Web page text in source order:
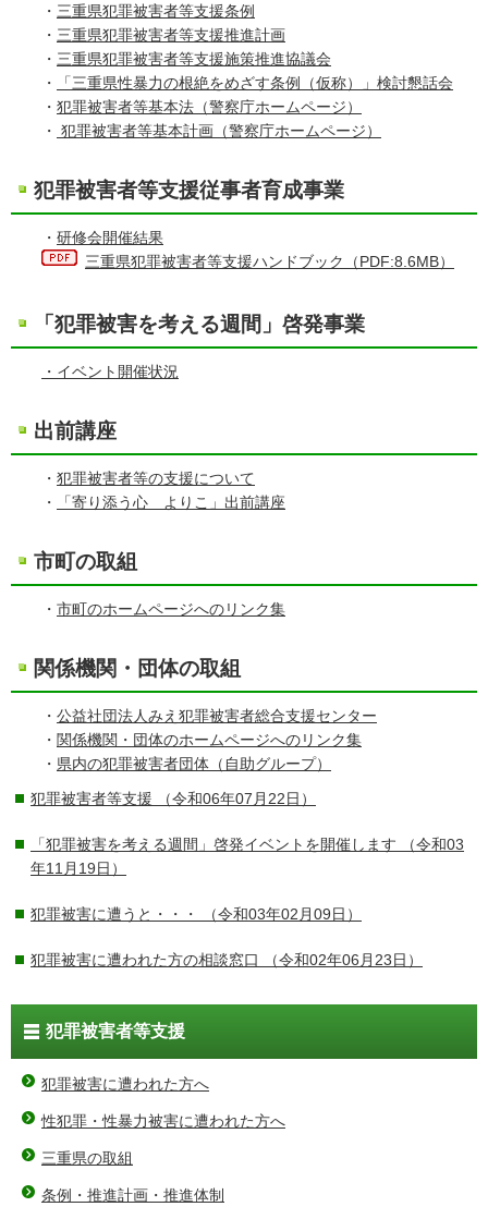
・ 三重県犯罪被害者等支援条例
・ 三重県犯罪被害者等支援推進計画
・ 三重県犯罪被害者等支援施策推進協議会
・
「三重県性暴力の根絶をめざす条例（仮称）」検討懇話会
・ 犯罪被害者等基本法（警察庁ホームページ）
・ 犯罪被害者等基本計画（警察庁ホームページ）
犯罪被害者等支援従事者育成事業
・ 研修会開催結果
三重県犯罪被害者等支援ハンドブック（PDF:8.6MB）
「犯罪被害を考える週間」啓発事業
・イベント開催状況
出前講座
・ 犯罪被害者等の支援について
・
「寄り添う心 よりこ」出前講座
市町の取組
・ 市町のホームページへのリンク集
関係機関・団体の取組
・ 公益社団法人みえ犯罪被害者総合支援センター
・ 関係機関・団体のホームページへのリンク集
・ 県内の犯罪被害者団体（自助グループ）
犯罪被害者等支援 （令和06年07月22日）
「犯罪被害を考える週間」啓発イベントを開催します （令和03
年11月19日）
犯罪被害に遭うと・・・ （令和03年02月09日）
犯罪被害に遭われた方の相談窓口 （令和02年06月23日）
犯罪被害者等支援
犯罪被害に遭われた方へ
性犯罪・性暴力被害に遭われた方へ
三重県の取組
条例・推進計画・推進体制